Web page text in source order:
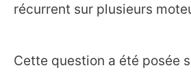
récurrent sur plusieurs
Cette question a été posée